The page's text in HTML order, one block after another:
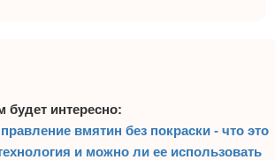
будет интересно:
вмятин без покраски - что это
и можно ли ее использовать